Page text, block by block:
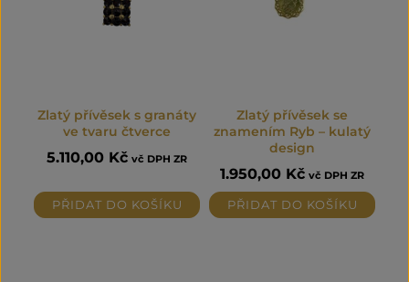
Zlatý přívěsek s granáty
ve tvaru čtverce
5.110,00 Kč vč DPH ZR
PŘIDAT DO KOŠÍKU
Zlatý přívěsek se
znamením Ryb – kulatý
design
1.950,00 Kč vč DPH ZR
PŘIDAT DO KOŠÍKU